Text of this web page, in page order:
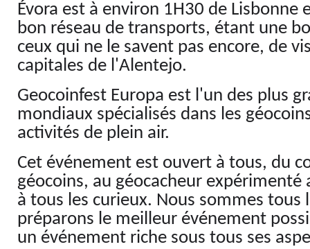
Évora est à environ 1H30 de Lisbonne
bon réseau de transports, étant une
ceux qui ne le savent pas encore, de
capitales de l'Alentejo.
Geocoinfest Europa est l'un des plus
mondiaux spécialisés dans les
activités de plein air.
Cet événement est ouvert à tous, du
géocoins, au géocacheur
à tous les curieux. Nous sommes tous
préparons le meilleur événement
un événement riche sous tous ses